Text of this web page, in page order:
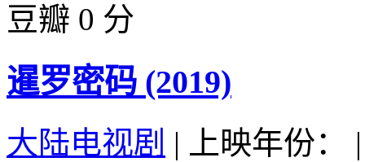
豆瓣 0 分
暹罗密码 (2019)
大陆电视剧 | 上映年份：
|